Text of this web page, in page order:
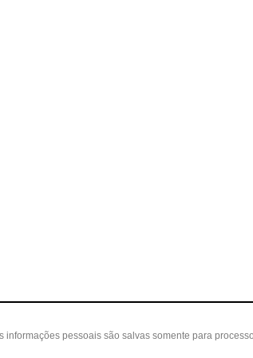
pessoais são salvas somente para